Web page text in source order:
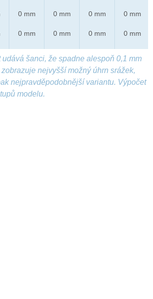
0 mm
0 mm
0 mm
0 mm
0 mm
0 mm
0 mm
0 mm
šanci, že spadne alespoň 0,1 mm
nejvyšší možný úhrn srážek,
nejpravděpodobnější variantu. Výpočet
modelu.